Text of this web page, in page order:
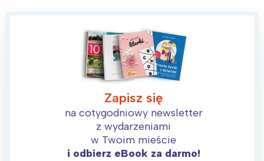
Zapisz się
na cotygodniowy newsletter
z wydarzeniami
w Twoim mieście
i odbierz eBook za darmo!